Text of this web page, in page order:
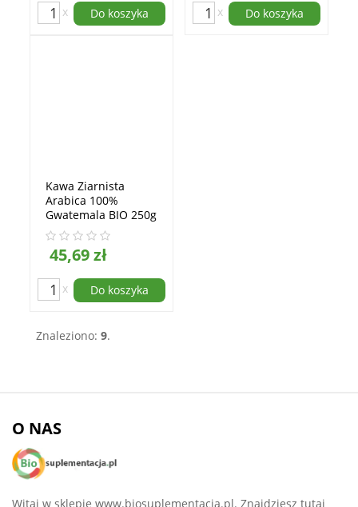
x Do koszyka x Do koszyka
Kawa Ziarnista
Arabica 100%
Gwatemala BIO 250g
Lebensbaum
45,69 zł
x Do koszyka
Znaleziono: 9.
O NAS
Witaj w sklepie www.biosuplementacja.pl. Znajdziesz tutaj